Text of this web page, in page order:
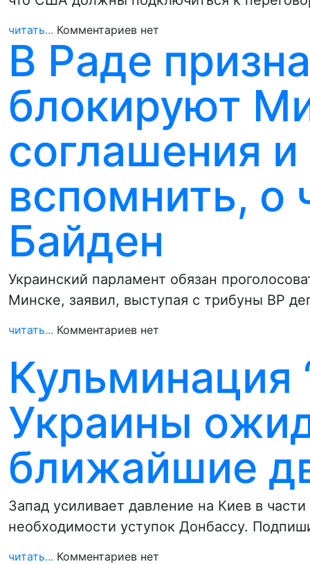
читать... Комментариев нет
В Раде
блокируют
соглашения
вспомнить, о
Байден
Украинский парламент обязан
Минске, заявил, выступая с трибуны ВР
читать... Комментариев нет
Кульминация
Украины
ближайшие
Запад усиливает давление на Киев в
необходимости уступок Донбассу.
читать... Комментариев нет